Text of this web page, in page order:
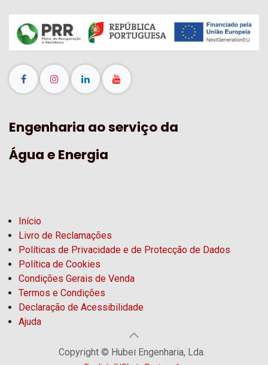
Engenharia ao serviço da
Água e Energia
Início
Livro de Reclamações
Políticas de Privacidade e de Protecção de Dados
Política de Cookies
Condições Gerais de Venda
Termos e Condições
Declaração de Acessibilidade
Ajuda
Copyright © Hubel Engenharia, Lda.